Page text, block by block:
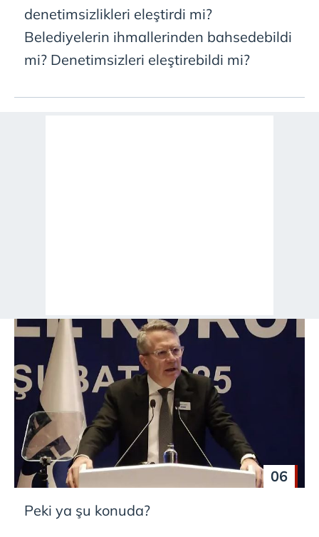
denetimsizlikleri eleştirdi mi?
Belediyelerin ihmallerinden bahsedebildi
mi? Denetimsizleri eleştirebildi mi?
06
Peki ya şu konuda?